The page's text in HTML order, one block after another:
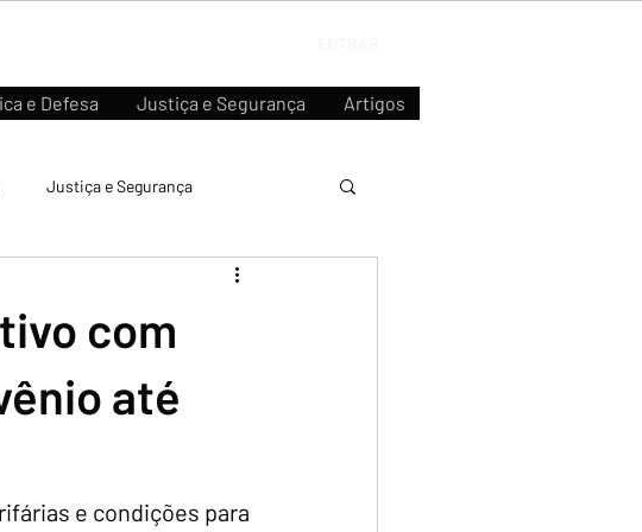
e Defesa Justiça e Segurança Artigos
Justiça e Segurança
com
até
e condições para